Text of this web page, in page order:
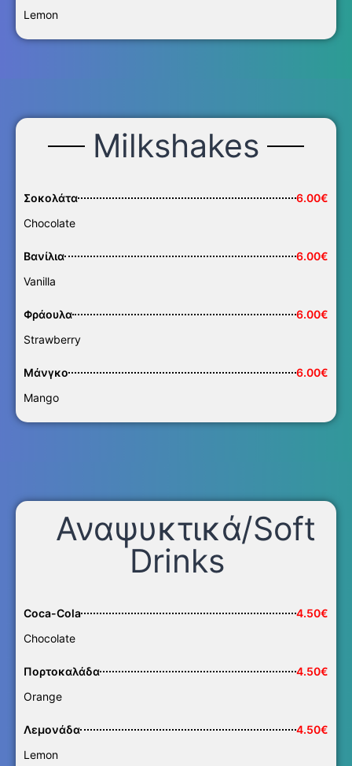
Lemon
Milkshakes
Σοκολάτα
6.00€
Chocolate
Βανίλια
6.00€
Vanilla
Φράουλα
6.00€
Strawberry
Μάνγκο
6.00€
Mango
Αναψυκτικά/Soft
Drinks
Coca-Cola
4.50€
Chocolate
Πορτοκαλάδα
4.50€
Orange
Λεμονάδα
4.50€
Lemon